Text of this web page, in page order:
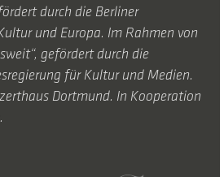
durch die Berliner
und Europa. Im Rahmen von
gefördert durch die
für Kultur und Medien.
Dortmund. In Kooperation